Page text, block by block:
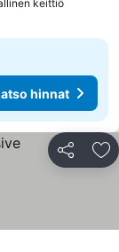
keittiöKatso
hinnat
Jaa